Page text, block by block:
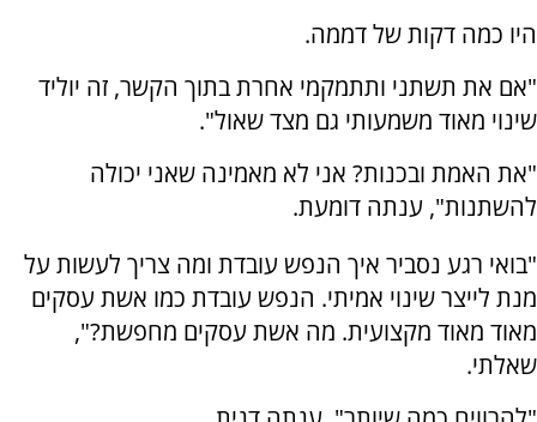
היו כמה דקות של דממה.
"אם את תשתני ותתמקמי אחרת בתוך הקשר, זה יוליד
שינוי מאוד משמעותי גם מצד שאול".
"את האמת ובכנות? אני לא מאמינה שאני יכולה
להשתנות", ענתה דומעת.
"בואי רגע נסביר איך הנפש עובדת ומה צריך לעשות על
מנת לייצר שינוי אמיתי. הנפש עובדת כמו אשת עסקים
מאוד מאוד מקצועית. מה אשת עסקים מחפשת?",
שאלתי.